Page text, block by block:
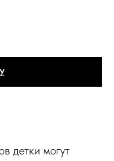
детки могут